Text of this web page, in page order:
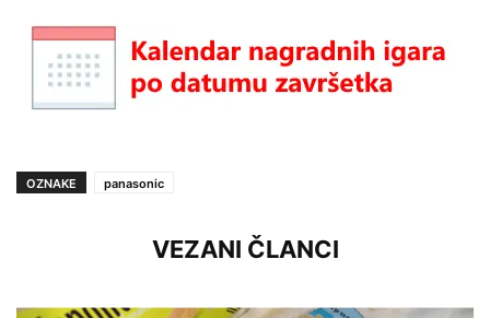
OZNAKE panasonic
VEZANI ČLANCI